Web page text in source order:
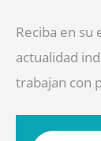
Reciba en su
actualidad
trabajan con